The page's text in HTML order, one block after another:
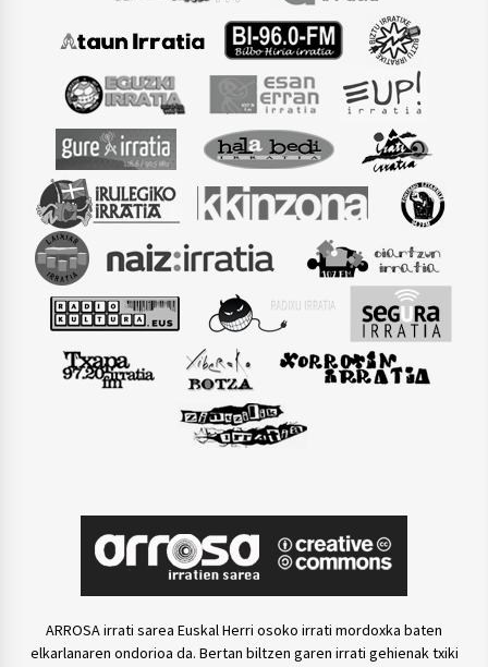
ARROSA irrati sarea Euskal Herri osoko irrati mordoxka baten
elkarlanaren ondorioa da. Bertan biltzen garen irrati gehienak txiki